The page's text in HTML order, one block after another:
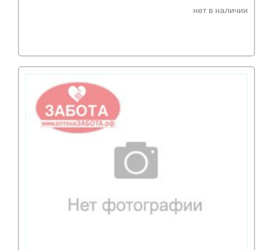
нет в наличии